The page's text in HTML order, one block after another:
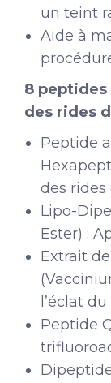
un teint
Aide à
8 peptides
des rides
Peptide
des rides
Lipo-
Ester) :
Extrait
l’éclat
Peptide